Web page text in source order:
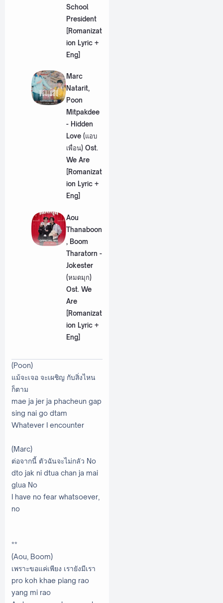
School
President
[Romanizat
ion Lyric +
Eng]
Marc
Natarit,
Poon
Mitpakdee
- Hidden
Love (แอบ
เพื่อน) Ost.
We Are
[Romanizat
ion Lyric +
Eng]
Aou
Thanaboon
, Boom
Tharatorn -
Jokester
(หมดมุก)
Ost. We
Are
[Romanizat
ion Lyric +
Eng]
(Poon)
แม้จะเจอ จะเผชิญ กับสิ่งไหน
ก็ตาม
mae ja jer ja phacheun gap
sing nai go dtam
Whatever I encounter
(Marc)
ต่อจากนี้ ตัวฉันจะไม่กลัว No
dto jak ni dtua chan ja mai
glua No
I have no fear whatsoever,
no
**
(Aou, Boom)
เพราะขอแค่เพียง เรายังมีเรา
pro koh khae piang rao
yang mi rao